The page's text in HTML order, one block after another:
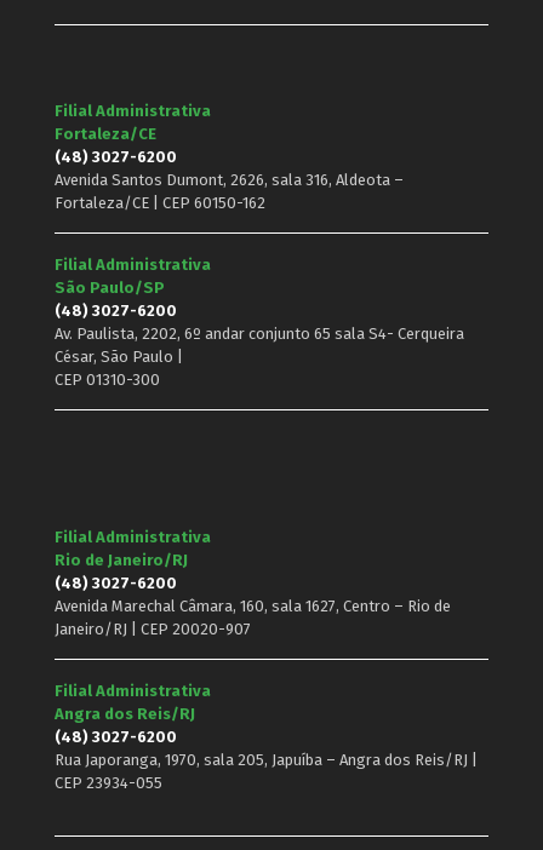
Filial Administrativa
Fortaleza/CE
(48) 3027-6200
Avenida Santos Dumont, 2626, sala 316, Aldeota –
Fortaleza/CE | CEP 60150-162
Filial Administrativa
São Paulo/SP
(48) 3027-6200
Av. Paulista, 2202, 6º andar conjunto 65 sala S4- Cerqueira
César, São Paulo |
CEP 01310-300
Filial Administrativa
Rio de Janeiro/RJ
(48) 3027-6200
Avenida Marechal Câmara, 160, sala 1627, Centro – Rio de
Janeiro/RJ | CEP 20020-907
Filial Administrativa
Angra dos Reis/RJ
(48) 3027-6200
Rua Japoranga, 1970, sala 205, Japuíba – Angra dos Reis/RJ |
CEP 23934-055